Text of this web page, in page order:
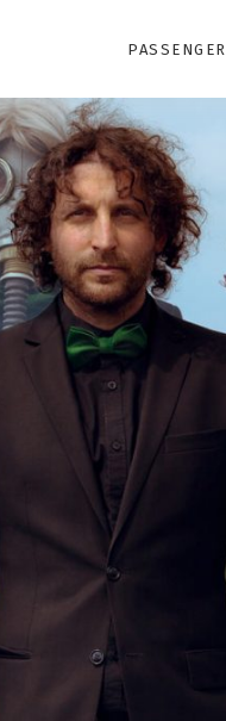
PASSENGER